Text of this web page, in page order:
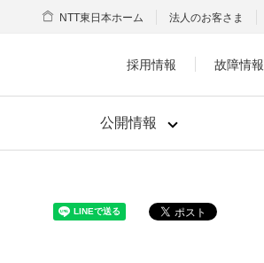
公開情報
NTT東日本ホーム 法人のお客さま
採用情報 故障情報